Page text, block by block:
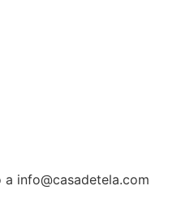
info@casadetela.com